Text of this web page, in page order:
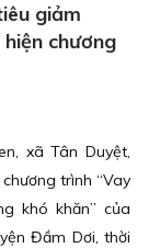
giảm
chương
xã Tân Duyệt,
trình “Vay
khó khăn” của
Đầm Dơi, thời